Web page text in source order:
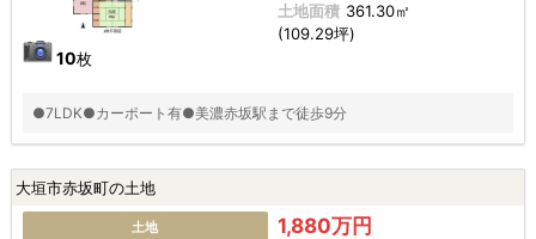
10枚
土地面積 361.30㎡
(109.29坪)
●7LDK●カーポート有●美濃赤坂駅まで徒歩9分
大垣市赤坂町の土地
土地 1,880万円